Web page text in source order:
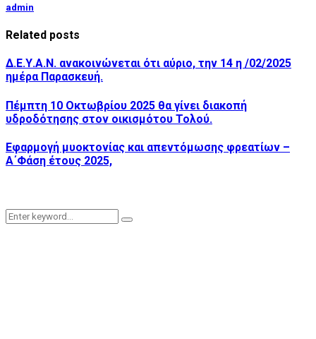
admin
Related posts
Δ.Ε.Υ.Α.Ν. ανακοινώνεται ότι αύριο, την 14 η /02/2025
ημέρα Παρασκευή.
Πέμπτη 10 Οκτωβρίου 2025 θα γίνει διακοπή
υδροδότησης στον οικισμότου Τολού.
Εφαρμογή μυοκτονίας και απεντόμωσης φρεατίων –
Α΄Φάση έτους 2025,
Search
Search